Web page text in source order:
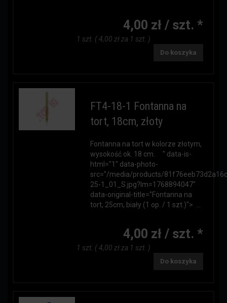
4,00 zł / szt. *
1 szt. ( 4,00 zł za 1 szt. )
Do koszyka
FT4-18-1 Fontanna na
tort, 18cm, złoty
Fontanna na tort w kolorze złotym,
wysokość ok. 18 cm. " data-is-
html="1" data-photo-
src="/media/products/
25-1_01_S.jpg?lm=1768894047"
data-original-title="Fontanna na
tort, 25cm, biały (1 op. / 1 szt.)"> ...
4,00 zł / szt. *
1 szt. ( 4,00 zł za 1 szt. )
Do koszyka